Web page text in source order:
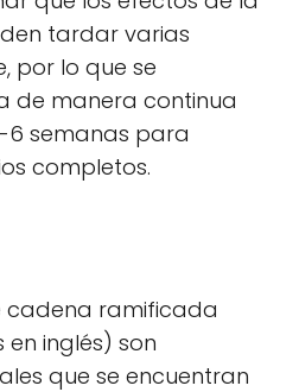
tardar varias
por lo que se
de manera continua
semanas para
completos.
cadena ramificada
en inglés) son
que se encuentran